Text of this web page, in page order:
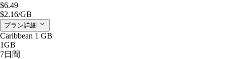
$6.49
$2.16/GB
プラン詳細
Caribbean 1 GB
1GB
7日間